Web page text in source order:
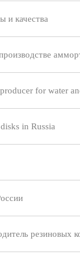
и качества
for water
in Russia
резиновых